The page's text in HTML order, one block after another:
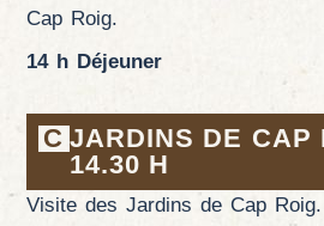
Cap Roig.
14 h Déjeuner
C JARDINS DE CAP
14.30 H
Visite des Jardins de Cap Roig.